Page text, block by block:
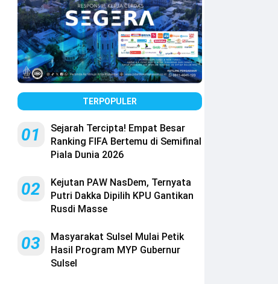
TERPOPULER
01
Sejarah Tercipta! Empat Besar
Ranking FIFA Bertemu di Semifinal
Piala Dunia 2026
02
Kejutan PAW NasDem, Ternyata
Putri Dakka Dipilih KPU Gantikan
Rusdi Masse
03
Masyarakat Sulsel Mulai Petik
Hasil Program MYP Gubernur
Sulsel